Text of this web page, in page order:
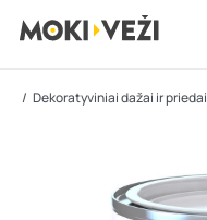
Dekoratyviniai dažai ir priedai